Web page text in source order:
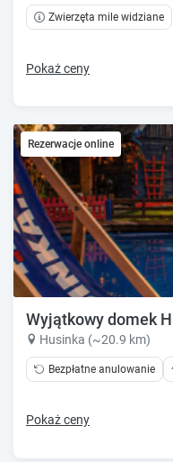
Zwierzęta mile widziane
Pokaż ceny
Rezerwacje online
Wyjątkowy domek
Husinka (~20.9 km)
Bezpłatne anulowanie
Pokaż ceny